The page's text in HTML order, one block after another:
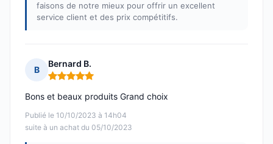
faisons de notre mieux pour offrir un excellent
service client et des prix compétitifs.
B
Bernard B.
Note : 5 sur 5
Publié le 10/10/2023 à 14h04
suite à un achat du 05/10/2023
Bons et beaux produits Grand choix